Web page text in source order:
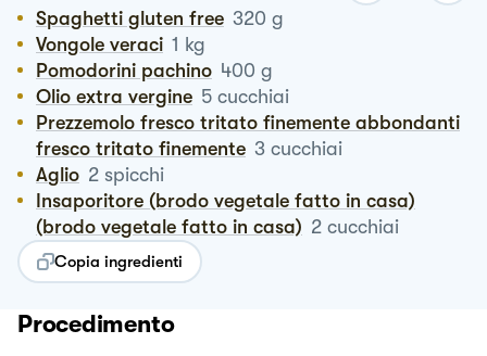
Spaghetti gluten free 320 g
Vongole veraci 1 kg
Pomodorini pachino 400 g
Olio extra vergine 5 cucchiai
Prezzemolo fresco tritato finemente abbondanti
fresco tritato finemente 3 cucchiai
Aglio 2 spicchi
Insaporitore (brodo vegetale fatto in casa)
(brodo vegetale fatto in casa) 2 cucchiai
Copia ingredienti
Procedimento